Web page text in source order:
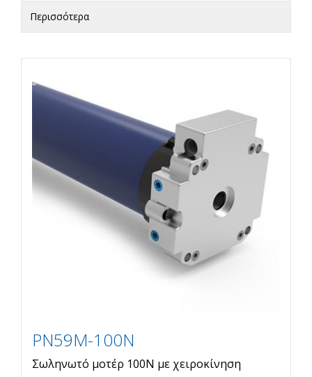
Περισσότερα
PN59M-100N
Σωληνωτό μοτέρ 100Ν με χειροκίνηση